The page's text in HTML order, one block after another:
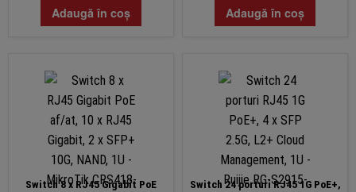
Adaugă în coș Adaugă în coș
Switch 8 x RJ45 Gigabit PoE
Switch 24 porturi RJ45 1G PoE+,